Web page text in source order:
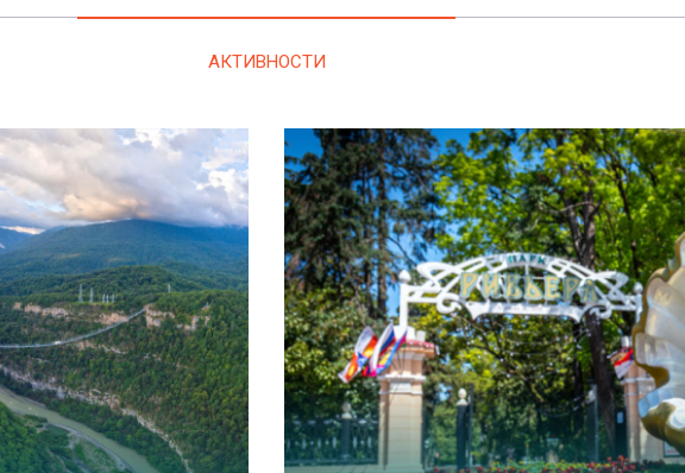
АКТИВНОСТИ